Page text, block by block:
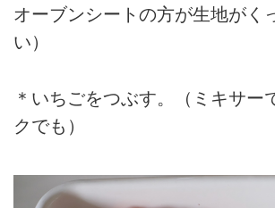
オーブンシートの方が生地がく
い）
＊いちごをつぶす。（ミキサー
クでも）